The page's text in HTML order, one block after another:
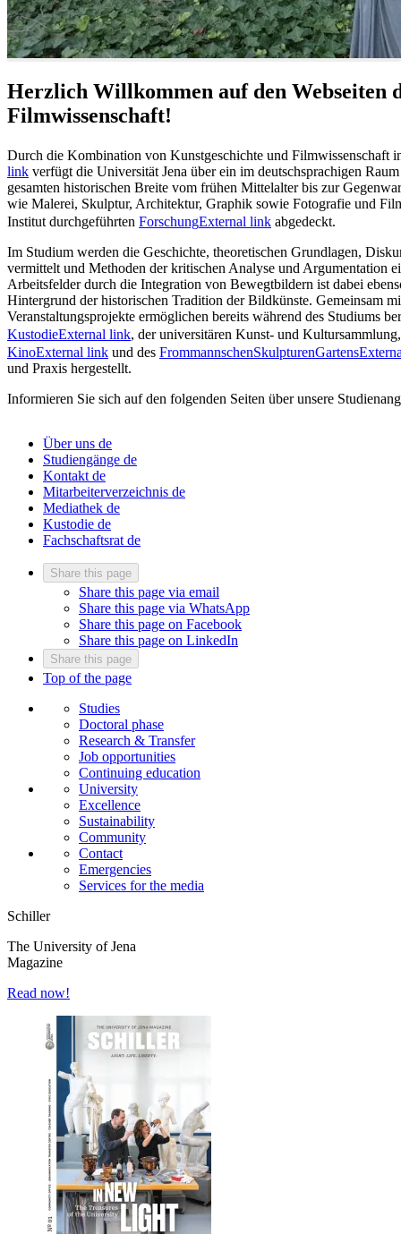
Herzlich Willkommen auf den Webseiten
Filmwissenschaft!
Durch die Kombination von Kunstgeschichte und Filmwissenschaft
link verfügt die Universität Jena über ein im deutschsprachigen
gesamten historischen Breite vom frühen Mittelalter bis zur
wie Malerei, Skulptur, Architektur, Graphik sowie Fotografie und
Institut durchgeführten ForschungExternal link abgedeckt.
Im Studium werden die Geschichte, theoretischen Grundlagen,
vermittelt und Methoden der kritischen Analyse und Argumentation
Arbeitsfelder durch die Integration von Bewegtbildern ist dabei
Hintergrund der historischen Tradition der Bildkünste. Gemeinsam
Veranstaltungsprojekte ermöglichen bereits während des Studiums
KustodieExternal link, der universitären Kunst- und
KinoExternal link und des FrommannschenSkulpturenGartens
und Praxis hergestellt.
Informieren Sie sich auf den folgenden Seiten über unsere
Über uns de
Studiengänge de
Kontakt de
Mitarbeiterverzeichnis de
Mediathek de
Kustodie de
Fachschaftsrat de
Share this page
Share this page via email
Share this page via WhatsApp
Share this page on Facebook
Share this page on LinkedIn
Share this page
Top of the page
Studies
Doctoral phase
Research & Transfer
Job opportunities
Continuing education
University
Excellence
Sustainability
Community
Contact
Emergencies
Services for the media
Schiller
The University of Jena
Magazine
Read now!